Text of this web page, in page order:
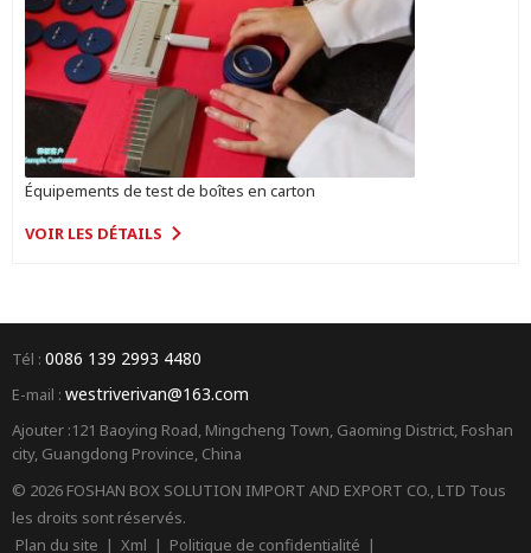
Équipements de test de boîtes en carton
VOIR LES DÉTAILS
Tél : 0086 139 2993 4480
E-mail : westriverivan@163.com
Ajouter :121 Baoying Road, Mingcheng Town, Gaoming District, Foshan
city, Guangdong Province, China
© 2026 FOSHAN BOX SOLUTION IMPORT AND EXPORT CO., LTD Tous
les droits sont réservés.
Plan du site | Xml | Politique de confidentialité |